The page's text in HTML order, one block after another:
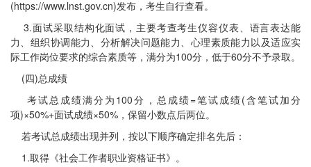
(https://www.lnst.gov.cn)发布，考生自行查看。
3.面试采取结构化面试，主要考查考生仪容仪表、语言表达能
力、组织协调能力、分析解决问题能力、心理素质能力以及适应实
际工作岗位要求的综合素质等，满分为100分，低于60分不予录取。
(四)总成绩
考试总成绩满分为100分，总成绩=笔试成绩(含笔试加分
项)×50%+面试成绩×50%，保留小数点后两位。
若考试总成绩出现并列，按以下顺序确定排名先后：
1.取得《社会工作者职业资格证书》。